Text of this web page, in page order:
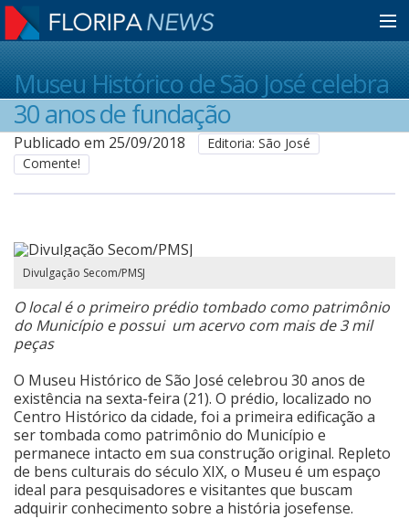
Home
Notícias
Colunistas
Classificados
Guia de Serviços
Anuncie
Cinema
Agenda Cultural
Museu Histórico de São José celebra
30 anos de fundação
Publicado em 25/09/2018
Editoria: São José
Comente!
Divulgação Secom/PMSJ
O local é o primeiro prédio tombado como patrimônio
do Município e possui um acervo com mais de 3 mil
peças
O Museu Histórico de São José celebrou 30 anos de
existência na sexta-feira (21). O prédio, localizado no
Centro Histórico da cidade, foi a primeira edificação a
ser tombada como patrimônio do Município e
permanece intacto em sua construção original. Repleto
de bens culturais do século XIX, o Museu é um espaço
ideal para pesquisadores e visitantes que buscam
adquirir conhecimento sobre a história josefense.